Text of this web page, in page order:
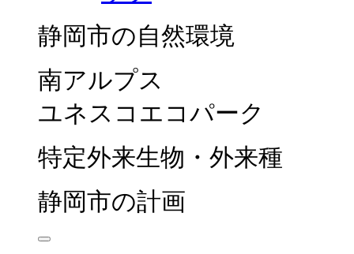
静岡市の自然環境
南アルプス
ユネスコエコパーク
特定外来生物・外来種
静岡市の計画